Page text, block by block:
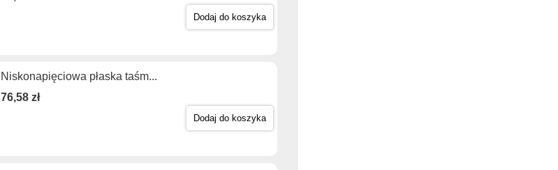
Dodaj do koszyka
Niskonapięciowa płaska taśm...
76,58 zł
Dodaj do koszyka